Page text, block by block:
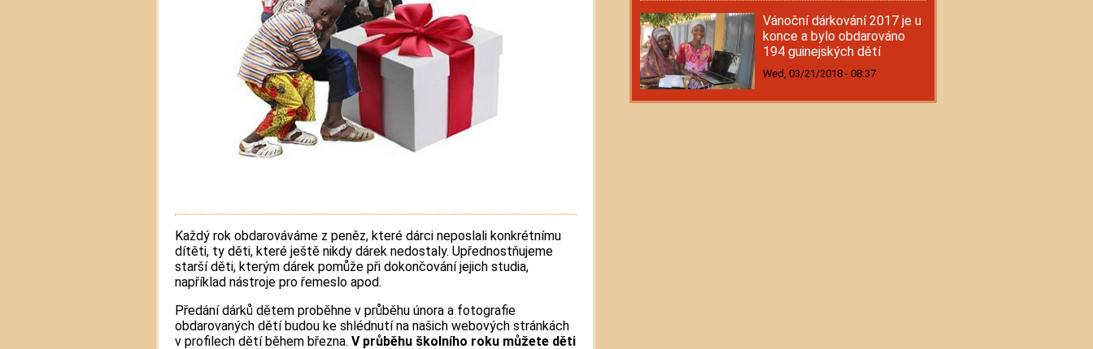
Každý rok obdarováváme z peněz, které dárci neposlali konkrétnímu
dítěti, ty děti, které ještě nikdy dárek nedostaly. Upřednostňujeme
starší děti, kterým dárek pomůže při dokončování jejich studia,
například nástroje pro řemeslo apod.
Předání dárků dětem proběhne v průběhu února a fotografie
obdarovaných dětí budou ke shlédnutí na našich webových stránkách
v profilech dětí během března. V průběhu školního roku můžete děti
Vánoční dárkování 2017 je u
konce a bylo obdarováno
194 guinejských dětí
Wed, 03/21/2018 - 08:37